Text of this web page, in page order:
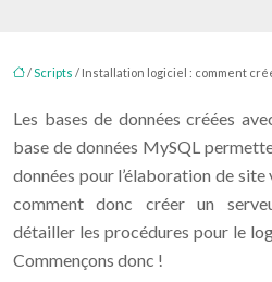
/Scripts / Installation logiciel : comment
Les bases de données créées
base de données MySQL
données pour l’élaboration de
comment donc créer un
détailler les procédures pour le
Commençons donc !